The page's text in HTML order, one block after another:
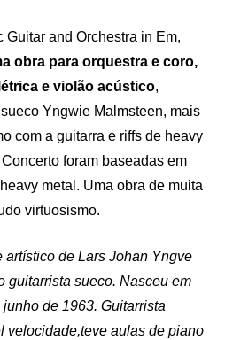
and Orchestra in Em,
obra para orquestra e coro,
e violão acústico,
Yngwie Malmsteen, mais
com a guitarra e riffs de heavy
foram baseadas em
metal. Uma obra de muita
virtuosismo.
artístico de Lars Johan Yngve
guitarrista sueco. Nasceu em
de 1963. Guitarrista
velocidade,teve aulas de piano